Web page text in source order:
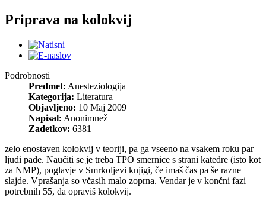
Priprava na kolokvij
Podrobnosti
Predmet: Anesteziologija
Kategorija: Literatura
Objavljeno: 10 Maj 2009
Napisal: Anonimnež
Zadetkov: 6381
zelo enostaven kolokvij v teoriji, pa ga vseeno na vsakem roku par
ljudi pade. Naučiti se je treba TPO smernice s strani katedre (isto kot
za NMP), poglavje v Smrkoljevi knjigi, če imaš čas pa še razne
slajde. Vprašanja so včasih malo zoprna. Vendar je v končni fazi
potrebnih 55, da opraviš kolokvij.